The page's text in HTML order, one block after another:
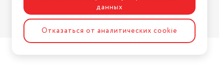
• программирование автоматического включения, которое
можно настроить на ближайшие 24 часа;
Разработка сайтаASTDESIGN
данных
Отказаться от аналитических cookie